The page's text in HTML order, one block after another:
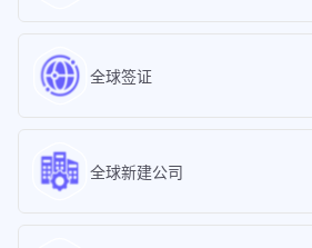
全球签证
全球新建公司